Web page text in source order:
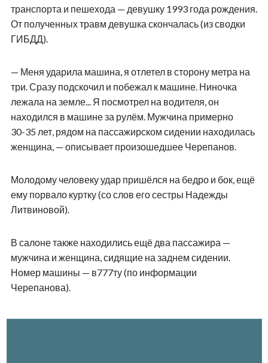
транспорта и пешехода — девушку 1993 года рождения.
От полученных травм девушка скончалась (из сводки
ГИБДД).
— Меня ударила машина, я отлетел в сторону метра на
три. Сразу подскочил и побежал к машине. Ниночка
лежала на земле... Я посмотрел на водителя, он
находился в машине за рулём. Мужчина примерно
30-35 лет,рядом на пассажирском сидении находилась
женщина, — описывает произошедшее Черепанов.
Молодому человеку удар пришёлся на бедро и бок, ещё
ему порвало куртку (со слов его сестры Надежды
Литвиновой).
В салоне также находились ещё два пассажира —
мужчина и женщина, сидящие на заднем сидении.
Номер машины — в777ту (по информации
Черепанова).